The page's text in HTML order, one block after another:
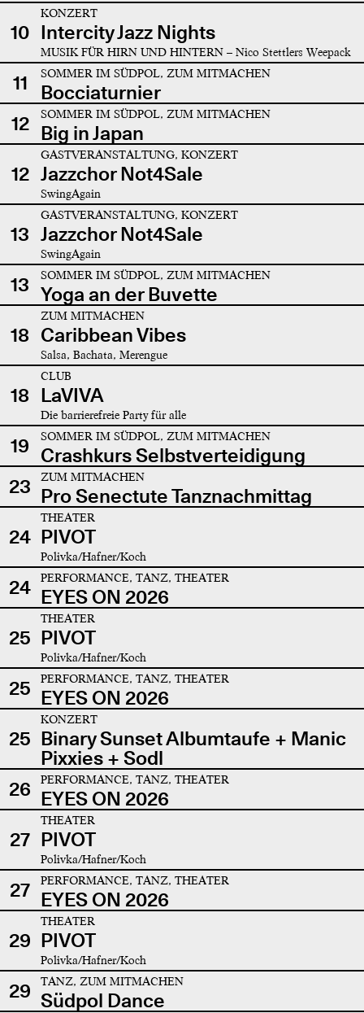
10
KONZERT
Intercity Jazz Nights
MUSIK FÜR HIRN UND HINTERN – Nico Stettlers Weepack
11 SOMMER IM SÜDPOL, ZUM MITMACHEN
Bocciaturnier
12
SOMMER IM SÜDPOL, ZUM MITMACHEN
Big in Japan
12
GASTVERANSTALTUNG, KONZERT
Jazzchor Not4Sale
SwingAgain
13
GASTVERANSTALTUNG, KONZERT
Jazzchor Not4Sale
SwingAgain
13 SOMMER IM SÜDPOL, ZUM MITMACHEN
Yoga an der Buvette
18
ZUM MITMACHEN
Caribbean Vibes
Salsa, Bachata, Merengue
18
CLUB
LaVIVA
Die barrierefreie Party für alle
19 SOMMER IM SÜDPOL, ZUM MITMACHEN
Crashkurs Selbstverteidigung
23
ZUM MITMACHEN
Pro Senectute Tanznachmittag
24
THEATER
PIVOT
Polivka/Hafner/Koch
24 PERFORMANCE, TANZ, THEATER
EYES ON 2026
25
THEATER
PIVOT
Polivka/Hafner/Koch
25 PERFORMANCE, TANZ, THEATER
EYES ON 2026
25
KONZERT
Binary Sunset Albumtaufe + Manic
Pixxies + Sodl
26
PERFORMANCE, TANZ, THEATER
EYES ON 2026
27
THEATER
PIVOT
Polivka/Hafner/Koch
27 PERFORMANCE, TANZ, THEATER
EYES ON 2026
29
THEATER
PIVOT
Polivka/Hafner/Koch
29 TANZ, ZUM MITMACHEN
Südpol Dance